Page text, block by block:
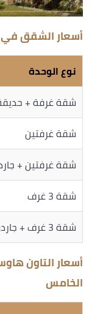
أسعار الشقق
نوع الوحدة
شقة غرفة +
شقة غرفتين
شقة غرفتين +
شقة 3 غرف
شقة 3 غرف + جاردن
أسعار التاون
الخامس